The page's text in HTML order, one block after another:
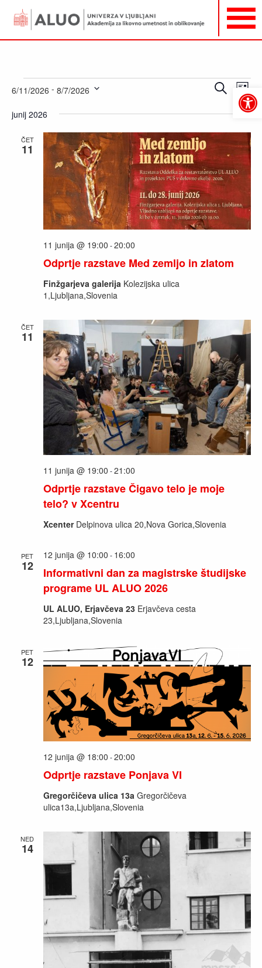
Open
toolbar
Dogodki
Dogodki
Navigacija
za
iskanje
in
oglede
Iskanje
Seznam
6/11/2026 - 8/7/2026
datum.
junij 2026
ČET
11
Odprtje razstave Med zemljo in zlatom
11 junija @ 19:00 -20:00
Finžgarjeva galerija Kolezijska ulica
1,Ljubljana,Slovenia
ČET
11
Odprtje razstave Čigavo telo je moje
telo? v Xcentru
11 junija @ 19:00 -21:00
Xcenter Delpinova ulica 20,Nova Gorica,Slovenia
PET
12
Informativni dan za magistrske študijske
programe UL ALUO 2026
12 junija @ 10:00 - 16:00
UL ALUO, Erjavčeva 23 Erjavčeva cesta
23,Ljubljana,Slovenia
PET
12
Odprtje razstave Ponjava VI
12 junija @ 18:00 -20:00
Gregorčičeva ulica 13a Gregorčičeva
ulica13a,Ljubljana,Slovenia
NED
14